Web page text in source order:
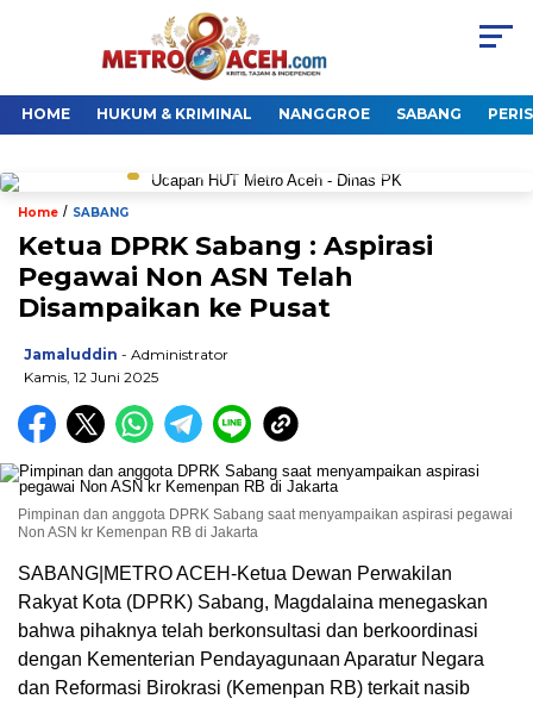
HOME HUKUM & KRIMINAL NANGGROE SABANG
Home / SABANG
Ketua DPRK Sabang : Aspirasi
Pegawai Non ASN Telah
Disampaikan ke Pusat
Jamaluddin - Administrator
Kamis, 12 Juni 2025
Pimpinan dan anggota DPRK Sabang saat menyampaikan aspirasi pegawai
Non ASN kr Kemenpan RB di Jakarta
SABANG|METRO ACEH-Ketua Dewan Perwakilan
Rakyat Kota (DPRK) Sabang, Magdalaina menegaskan
bahwa pihaknya telah berkonsultasi dan berkoordinasi
dengan Kementerian Pendayagunaan Aparatur Negara
dan Reformasi Birokrasi (Kemenpan RB) terkait nasib